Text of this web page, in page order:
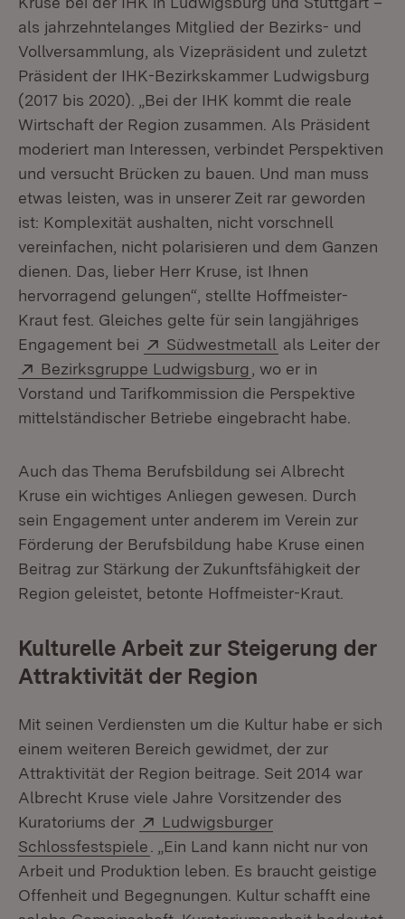
als jahrzehntelanges Mitglied der Bezirks- und
Vollversammlung, als Vizepräsident und zuletzt
Präsident der IHK-Bezirkskammer Ludwigsburg
(2017 bis 2020). „Bei der IHK kommt die reale
Wirtschaft der Region zusammen. Als Präsident
moderiert man Interessen, verbindet Perspektiven
und versucht Brücken zu bauen. Und man muss
etwas leisten, was in unserer Zeit rar geworden
ist: Komplexität aushalten, nicht vorschnell
vereinfachen, nicht polarisieren und dem Ganzen
dienen. Das, lieber Herr Kruse, ist Ihnen
hervorragend gelungen“, stellte Hoffmeister-
Kraut fest. Gleiches gelte für sein langjähriges
Engagement bei
Extern:
Südwestmetall (Öffnet in
als Leiter der
Extern:
Bezirksgruppe Ludwigsburg (Öffnet in neuem
, wo er in
Vorstand und Tarifkommission die Perspektive
mittelständischer Betriebe eingebracht habe.
Auch das Thema Berufsbildung sei Albrecht
Kruse ein wichtiges Anliegen gewesen. Durch
sein Engagement unter anderem im Verein zur
Förderung der Berufsbildung habe Kruse einen
Beitrag zur Stärkung der Zukunftsfähigkeit der
Region geleistet, betonte Hoffmeister-Kraut.
Kulturelle Arbeit zur Steigerung der
Attraktivität der Region
Mit seinen Verdiensten um die Kultur habe er sich
einem weiteren Bereich gewidmet, der zur
Attraktivität der Region beitrage. Seit 2014 war
Albrecht Kruse viele Jahre Vorsitzender des
Kuratoriums der
Extern:
Ludwigsburger
Schlossfestspiele (Öffnet in neuem Fenster)
. „Ein Land kann nicht nur von
Arbeit und Produktion leben. Es braucht geistige
Offenheit und Begegnungen. Kultur schafft eine